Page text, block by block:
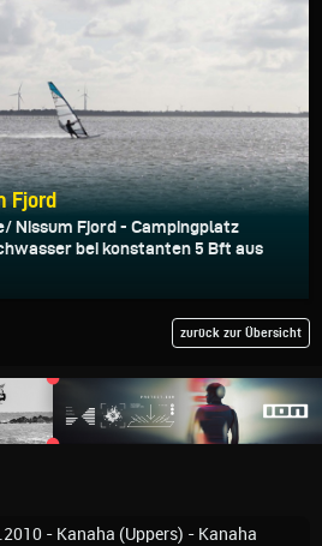
Fjord
Nissum Fjord - Campingplatz
bei konstanten 5 Bft aus
zurück zur Übersicht
- Kanaha (Uppers) - Kanaha